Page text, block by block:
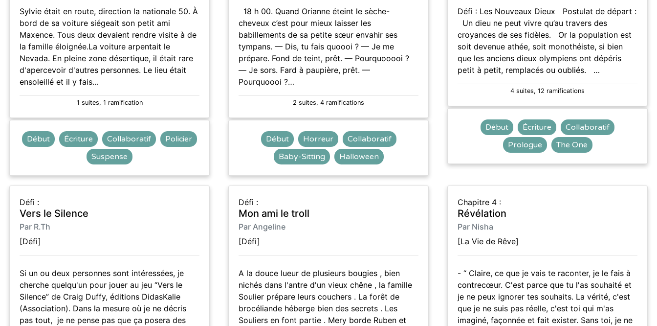
Sylvie était en route, direction la nationale 50. À
bord de sa voiture siégeait son petit ami
Maxence. Tous deux devaient rendre visite à de
la famille éloignée.La voiture arpentait le
Nevada. En pleine zone désertique, il était rare
d'apercevoir d'autres personnes. Le lieu était
ensoleillé et il y fais…
1 suites, 1 ramification
Début Écriture Collaboratif
Policier
Suspense
18 h 00. Quand Orianne éteint le sèche-
cheveux c’est pour mieux laisser les
babillements de sa petite sœur envahir ses
tympans. — Dis, tu fais quoooi ? — Je me
prépare. Fond de teint, prêt. — Pourquooooi ?
— Je sors. Fard à paupière, prêt. —
Pourquoooi ?…
2 suites, 4 ramifications
Début Horreur
Collaboratif
Baby-Sitting
Halloween
Défi : Les Nouveaux Dieux Postulat de départ :
Un dieu ne peut vivre qu’au travers des
croyances de ses fidèles. Or la population est
soit devenue athée, soit monothéiste, si bien
que les anciens dieux olympiens ont dépéris
petit à petit, remplacés ou oubliés. …
4 suites, 12 ramifications
Début Écriture
Collaboratif
Prologue
The One
Défi :
Vers le Silence
Par R.Th
[Défi]
Si un ou deux personnes sont intéressées, je
cherche quelqu'un pour jouer au jeu “Vers le
Silence” de Craig Duffy, éditions DidasKalie
(Association). Dans la mesure où je ne décris
pas tout, je ne pense pas que ça posera des
Défi :
Mon ami le troll
Par Angeline
[Défi]
A la douce lueur de plusieurs bougies , bien
nichés dans l'antre d'un vieux chêne , la famille
Soulier prépare leurs couchers . La forêt de
brocéliande héberge bien des secrets . Les
Souliers en font partie . Mery borde Ruben et
Chapitre 4 :
Révélation
Par Nisha
[La Vie de Rêve]
- “ Claire, ce que je vais te raconter, je le fais à
contrecœur. C'est parce que tu l'as souhaité et
je ne peux ignorer tes souhaits. La vérité, c'est
que je ne suis pas réelle, c'est toi qui m'as
imaginé, façonnée et fait exister. Sans toi, je ne